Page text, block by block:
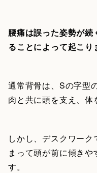
腰痛は誤った姿勢が
ることによって起こり
通常背骨は、Sの字型
肉と共に頭を支え、体
しかし、デスクワー
まって頭が前に傾き
す。